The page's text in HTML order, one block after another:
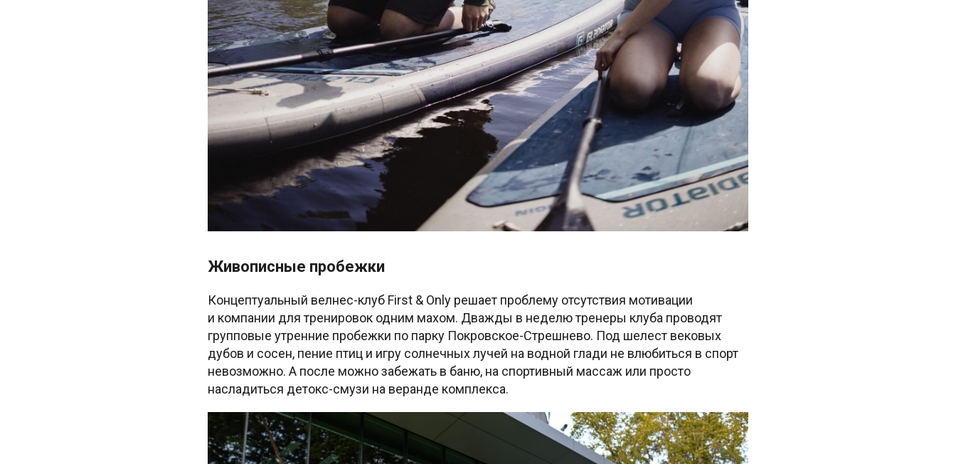
Живописные пробежки
Концептуальный велнес-клуб First & Only решает проблему отсутствия мотивации
и компании для тренировок одним махом. Дважды в неделю тренеры клуба проводят
групповые утренние пробежки по парку Покровское-Стрешнево. Под шелест вековых
дубов и сосен, пение птиц и игру солнечных лучей на водной глади не влюбиться в спорт
невозможно. А после можно забежать в баню, на спортивный массаж или просто
насладиться детокс-смузи на веранде комплекса.